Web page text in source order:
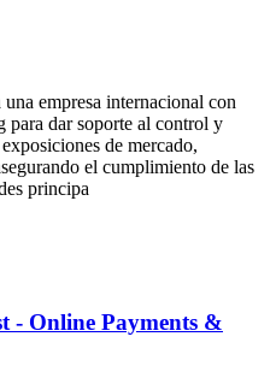
empresa internacional con
para dar soporte al control y
de mercado,
el cumplimiento de las
principa
- Online Payments &